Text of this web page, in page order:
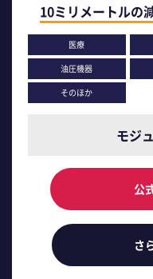
10ミリメートルの
医療
油圧機器
そのほか
モジ
公
さ